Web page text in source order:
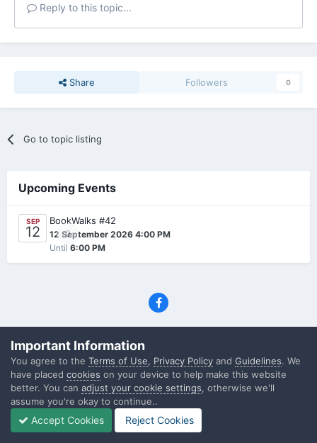
Reply to this topic...
Share Followers 0
Go to topic listing
Upcoming Events
SEP
12 0
BookWalks #42
12 September 2026 4:00 PM
Until 6:00 PM
(C) SFF.gr, All rights reserved
Powered by Invision Community
Important Information
You agree to the Terms of Use, Privacy Policy and Guidelines. We
have placed cookies on your device to help make this website
better. You can adjust your cookie settings, otherwise we'll
assume you're okay to continue..
Accept Cookies Reject Cookies